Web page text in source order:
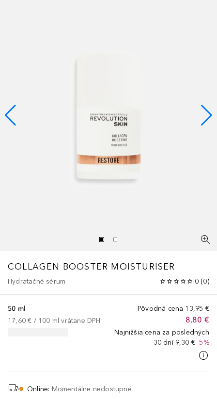
COLLAGEN BOOSTER MOISTURISER
Hydratačné sérum 0 (0)
Pôvodná cena 13,95 €
8,80 €
Najnižšia cena za posledných
30 dní 9,30 € -5%
50 ml
17,60 € / 100 ml vrátane DPH
Online: Momentálne nedostupné